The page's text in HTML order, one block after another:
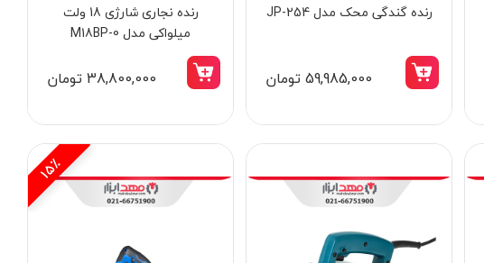
3٪
رنده گندگی محک مدل JP-254
59,985,000 تومان
رنده نجاری شارژی 18 ولت
میلواکی مدل M18BP-0
38,800,000 تومان
15٪